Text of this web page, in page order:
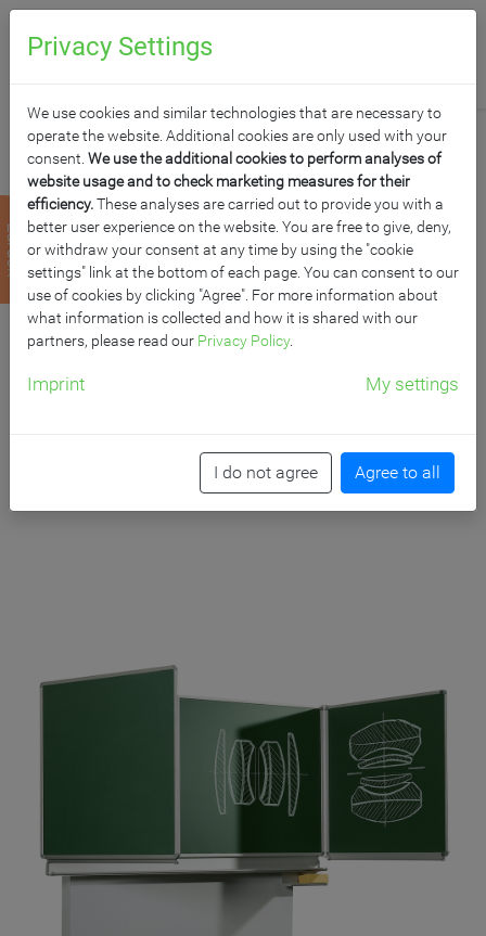
zurück KLAPPSCHIEBETAFEL
SCHULTAFEL AUS
PREMIUM
STAHLEMAILLE, SERIE
Größen und RAL Farben wählbar
Privacy Settings
We use cookies and similar technologies that are necessary to
operate the website. Additional cookies are only used with your
consent. We use the additional cookies to perform analyses of
website usage and to check marketing measures for their
efficiency.These analyses are carried out to provide you with a
better user experience on the website. You are free to give, deny,
or withdraw your consent at any time by using the "cookie
settings" link at the bottom of each page. You can consent to our
use of cookies by clicking "Agree". For more information about
what information is collected and how it is shared with our
partners, please read our Privacy Policy.
Imprint My settings
I do not agree Agree to all